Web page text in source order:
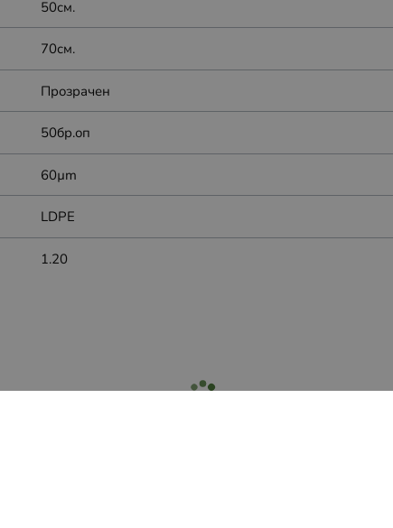
50см.
70см.
Прозрачен
50бр.оп
60µm
LDPE
1.20